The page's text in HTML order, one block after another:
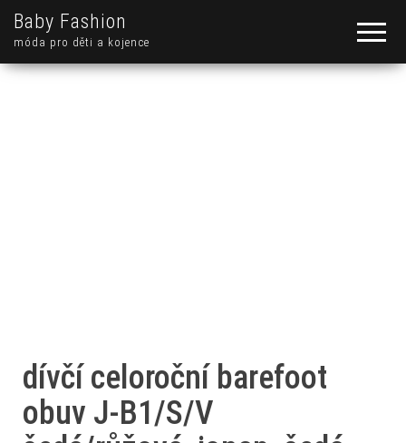
Baby Fashion
móda pro děti a kojence
dívčí celoroční barefoot
obuv J-B1/S/V